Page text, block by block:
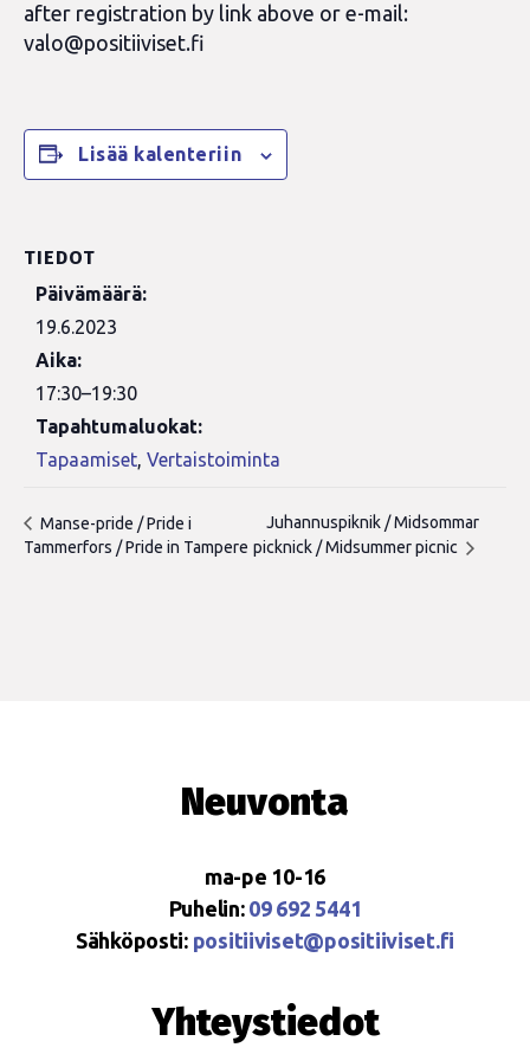
after registration by link above or e-mail:
valo@positiiviset.fi
Lisää kalenteriin
TIEDOT
Päivämäärä:
19.6.2023
Aika:
17:30–19:30
Tapahtumaluokat:
Tapaamiset, Vertaistoiminta
Manse-pride / Pride i
Tammerfors / Pride in Tampere
Juhannuspiknik / Midsommar
picknick / Midsummer picnic
Neuvonta
ma-pe 10-16
Puhelin: 09 692 5441
Sähköposti: positiiviset@positiiviset.fi
Yhteystiedot